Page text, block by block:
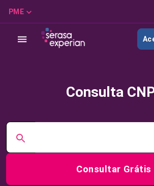
PME
Consulta
Consultar Grátis